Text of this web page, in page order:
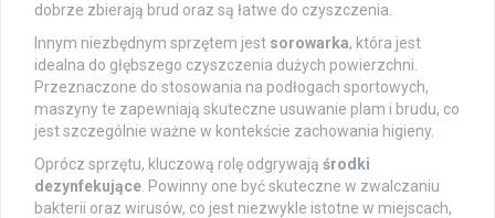
dobrze zbierają brud oraz są łatwe do czyszczenia.
Innym niezbędnym sprzętem jest sorowarka, która jest
idealna do głębszego czyszczenia dużych powierzchni.
Przeznaczone do stosowania na podłogach sportowych,
maszyny te zapewniają skuteczne usuwanie plam i brudu, co
jest szczególnie ważne w kontekście zachowania higieny.
Oprócz sprzętu, kluczową rolę odgrywają środki
dezynfekujące . Powinny one być skuteczne w zwalczaniu
bakterii oraz wirusów, co jest niezwykle istotne w miejscach,